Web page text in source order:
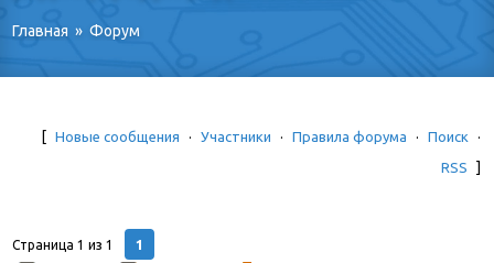
Главная » Форум
[ Новые сообщения · Участники · Правила форума · Поиск
·
RSS
]
Страница1 из1 1